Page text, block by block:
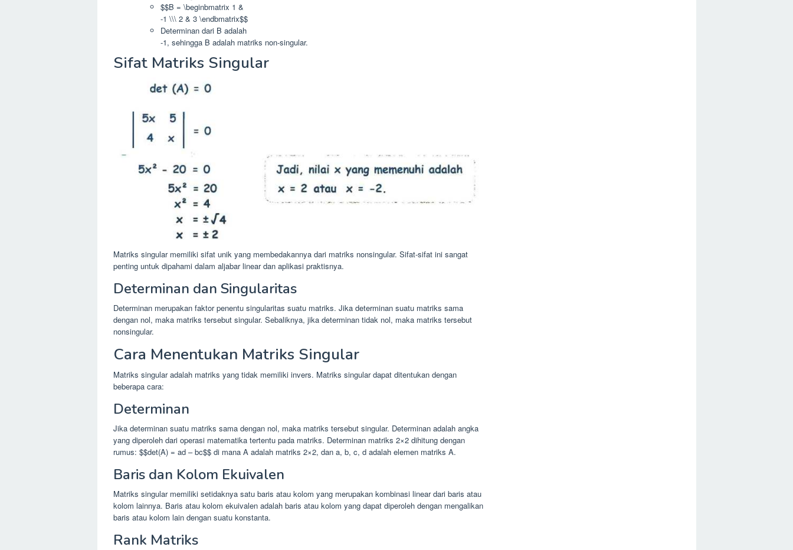
$$B = \beginbmatrix 1 &
-1 \\\ 2 & 3 \endbmatrix$$
Determinan dari B adalah
-1, sehingga B adalah matriks non-singular.
Sifat Matriks Singular
Matriks singular memiliki sifat unik yang membedakannya dari matriks nonsingular. Sifat-sifat ini sangat
penting untuk dipahami dalam aljabar linear dan aplikasi praktisnya.
Determinan dan Singularitas
Determinan merupakan faktor penentu singularitas suatu matriks. Jika determinan suatu matriks sama
dengan nol, maka matriks tersebut singular. Sebaliknya, jika determinan tidak nol, maka matriks tersebut
nonsingular.
Cara Menentukan Matriks Singular
Matriks singular adalah matriks yang tidak memiliki invers. Matriks singular dapat ditentukan dengan
beberapa cara:
Determinan
Jika determinan suatu matriks sama dengan nol, maka matriks tersebut singular. Determinan adalah angka
yang diperoleh dari operasi matematika tertentu pada matriks. Determinan matriks 2×2 dihitung dengan
rumus: $$det(A) = ad – bc$$ di mana A adalah matriks 2×2, dan a, b, c, d adalah elemen matriks A.
Baris dan Kolom Ekuivalen
Matriks singular memiliki setidaknya satu baris atau kolom yang merupakan kombinasi linear dari baris atau
kolom lainnya. Baris atau kolom ekuivalen adalah baris atau kolom yang dapat diperoleh dengan mengalikan
baris atau kolom lain dengan suatu konstanta.
Rank Matriks